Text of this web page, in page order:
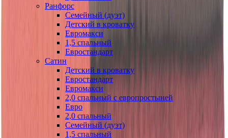
Ранфорс
Семейный (дуэт)
Детский в кроватку
Евромакси
1,5 спальный
Евростандарт
Сатин
Детский в кроватку
Евростандарт
Евромакси
2,0 спальный с европростыней
Евро
2,0 спальный
Семейный (дуэт)
1,5 спальный